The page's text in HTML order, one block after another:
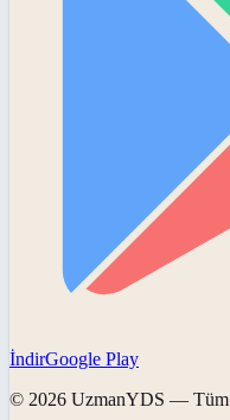
İndirGoogle Play
© 2026 UzmanYDS — Tüm